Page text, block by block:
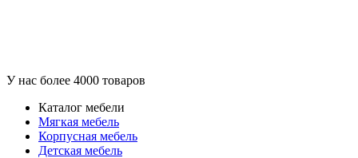
У нас более 4000 товаров
Каталог мебели
Мягкая мебель
Корпусная мебель
Детская мебель